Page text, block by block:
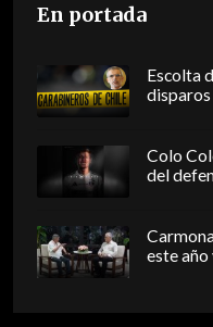
En portada
Escolta
Colo
del
este año